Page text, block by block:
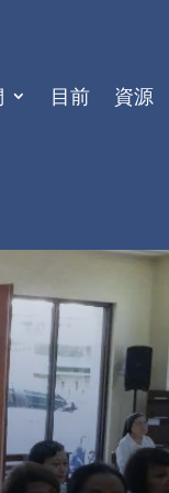
目前 資源